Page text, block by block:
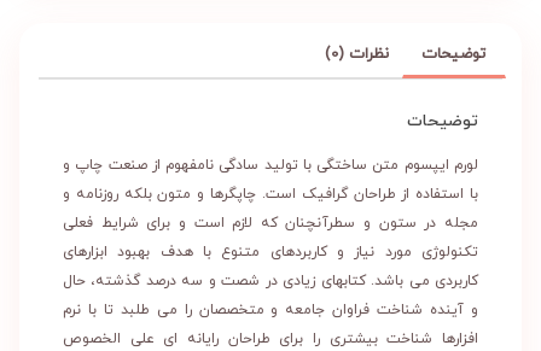
توضیحات نظرات (0)
توضیحات
لورم ایپسوم متن ساختگی با تولید سادگی نامفهوم از صنعت چاپ و
با استفاده از طراحان گرافیک است. چاپگرها و متون بلکه روزنامه و
مجله در ستون و سطرآنچنان که لازم است و برای شرایط فعلی
تکنولوژی مورد نیاز و کاربردهای متنوع با هدف بهبود ابزارهای
کاربردی می باشد. کتابهای زیادی در شصت و سه درصد گذشته، حال
و آینده شناخت فراوان جامعه و متخصصان را می طلبد تا با نرم
افزارها شناخت بیشتری را برای طراحان رایانه ای علی الخصوص